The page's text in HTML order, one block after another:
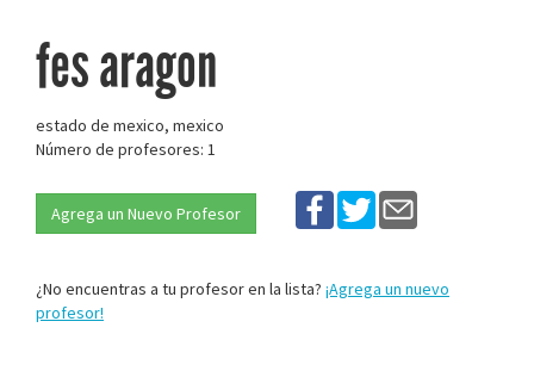
fes aragon
estado de mexico, mexico
Número de profesores: 1
Agrega un Nuevo Profesor
¿No encuentras a tu profesor en la lista? ¡Agrega un nuevo
profesor!